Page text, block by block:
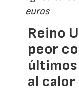
euros
Reino
peor
al